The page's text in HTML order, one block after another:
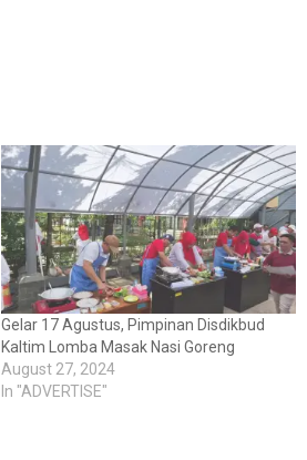
Gelar 17 Agustus, Pimpinan Disdikbud
Kaltim Lomba Masak Nasi Goreng
August 27, 2024
In "ADVERTISE"